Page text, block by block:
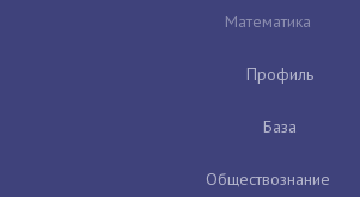
Математика
Профиль
База
Обществознание